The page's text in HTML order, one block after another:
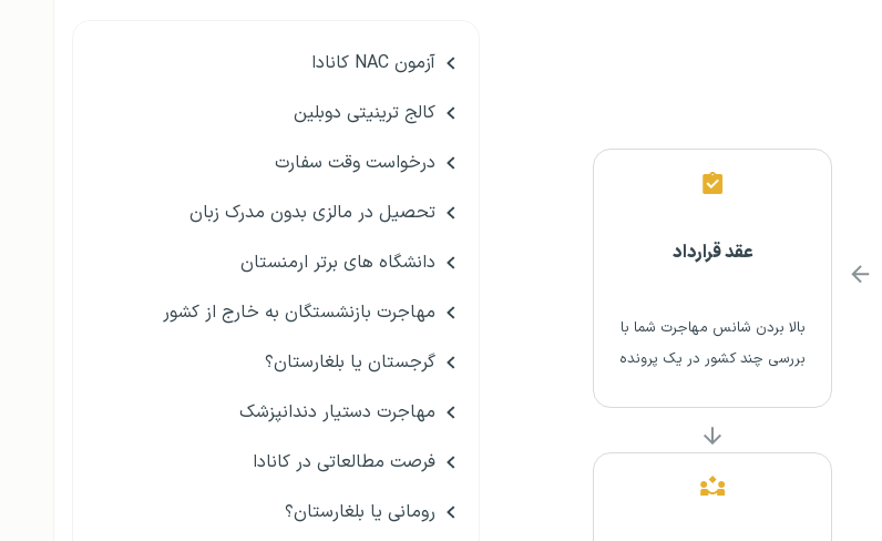
عقد قرارداد
بالا بردن شانس مهاجرت شما با
بررسی چند کشور در یک پرونده
آزمون NAC کانادا
کالج ترینیتی دوبلین
درخواست وقت سفارت
تحصیل در مالزی بدون مدرک زبان
دانشگاه های برتر ارمنستان
مهاجرت بازنشستگان به خارج از کشور
گرجستان یا بلغارستان؟
مهاجرت دستیار دندانپزشک
فرصت مطالعاتی در کانادا
رومانی یا بلغارستان؟